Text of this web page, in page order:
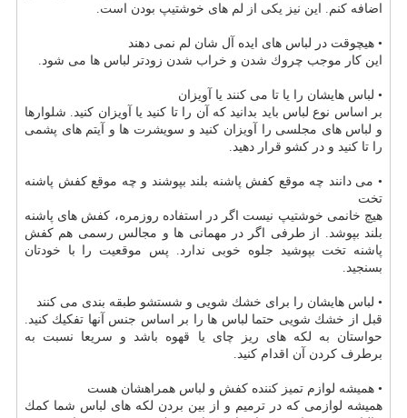
اضافه كنم. این نیز یكی از لم های خوشتیپ بودن است.
• هیچوقت در لباس های ایده آل شان لم نمی دهند
این كار موجب چروك شدن و خراب شدن زودتر لباس ها می شود.
• لباس هایشان را یا تا می كنند یا آویزان
بر اساس نوع لباس باید بدانید كه آن را تا كنید یا آویزان كنید. شلوارها
و لباس های مجلسی را آویزان كنید و سویشرت ها و آیتم های پشمی
را تا كنید و در كشو قرار دهید.
• می دانند چه موقع كفش پاشنه بلند بپوشند و چه موقع كفش پاشنه
تخت
هیچ خانمی خوشتیپ نیست اگر در استفاده روزمره، كفش های پاشنه
بلند بپوشد. از طرفی اگر در مهمانی ها و مجالس رسمی هم كفش
پاشنه تخت بپوشید جلوه خوبی ندارد. پس موقعیت را با خودتان
بسنجید.
• لباس هایشان را برای خشك شویی و شستشو طبقه بندی می كنند
قبل از خشك شویی حتما لباس ها را بر اساس جنس آنها تفكیك كنید.
حواستان به لكه های ریز چای یا قهوه باشد و سریعا نسبت به
برطرف كردن آن اقدام كنید.
• همیشه لوازم تمیز كننده كفش و لباس همراهشان هست
همیشه لوازمی كه در ترمیم و از بین بردن لكه های لباس شما كمك